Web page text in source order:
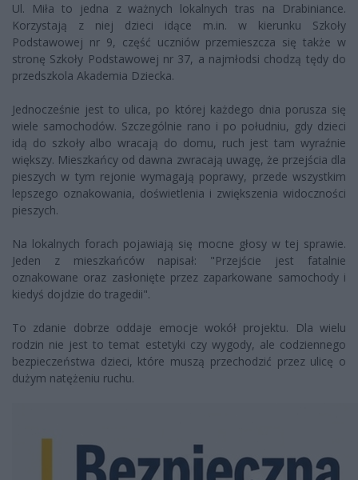
Ul. Miła to jedna z ważnych lokalnych tras na Drabiniance.
Korzystają z niej dzieci idące m.in. w kierunku Szkoły
Podstawowej nr 9, część uczniów przemieszcza się także w
stronę Szkoły Podstawowej nr 37, a najmłodsi chodzą tędy do
przedszkola Akademia Dziecka.
Jednocześnie jest to ulica, po której każdego dnia porusza się
wiele samochodów. Szczególnie rano i po południu, gdy dzieci
idą do szkoły albo wracają do domu, ruch jest tam wyraźnie
większy. Mieszkańcy od dawna zwracają uwagę, że przejścia dla
pieszych w tym rejonie wymagają poprawy, przede wszystkim
lepszego oznakowania, doświetlenia i zwiększenia widoczności
pieszych.
Na lokalnych forach pojawiają się mocne głosy w tej sprawie.
Jeden z mieszkańców napisał: "Przejście jest fatalnie
oznakowane oraz zasłonięte przez zaparkowane samochody i
kiedyś dojdzie do tragedii".
To zdanie dobrze oddaje emocje wokół projektu. Dla wielu
rodzin nie jest to temat estetyki czy wygody, ale codziennego
bezpieczeństwa dzieci, które muszą przechodzić przez ulicę o
dużym natężeniu ruchu.